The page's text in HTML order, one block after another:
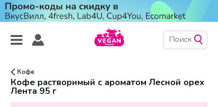
Кофе
Кофе растворимый с ароматом Лесной орех
Лента 95 г